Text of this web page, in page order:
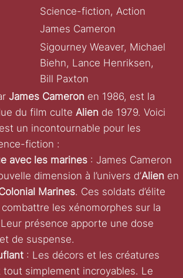
Science-fiction, Action
James Cameron
Sigourney Weaver, Michael
Biehn, Lance Henriksen,
Bill Paxton
James Cameronen 1986, est la
du film culte Aliende 1979. Voici
un incontournable pour les
fiction :
avec les marines: James Cameron
dimension à l’univers d’Alienen
Marines. Ces soldats d’élite
les xénomorphes sur la
présence apporte une dose
de suspense.
: Les décors et les créatures
simplement incroyables. Le